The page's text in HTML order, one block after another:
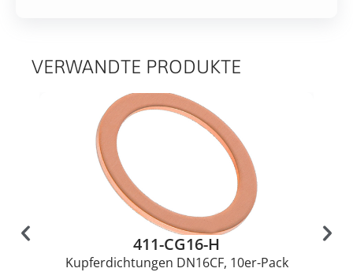
VERWANDTE PRODUKTE
411-CG16-H
Kupferdichtungen DN16CF, 10er-Pack